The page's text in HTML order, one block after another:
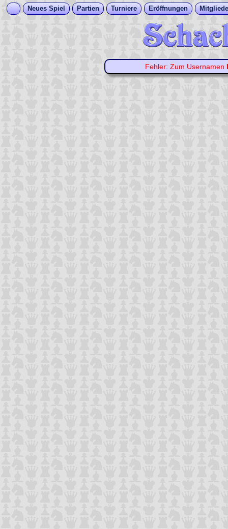
Neues Spiel Partien Turniere Eröffnungen
Fehler: Zum Usernamen